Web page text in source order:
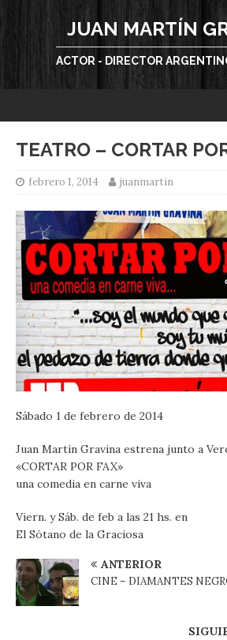
JUAN MARTÍN
ACTOR - DIRECTOR
TEATRO – CORTAR
febrero 1, 2014 juanmartin
Sábado 1 de febrero de 2014
Juan Martín Gravina estrena junto a
«CORTAR POR FAX»
una comedia en carne viva
Viern. y Sáb. de feb a las 21 hs. en
El Sótano de la Graciosa
ANTERIOR
CINE – DIAMANTES